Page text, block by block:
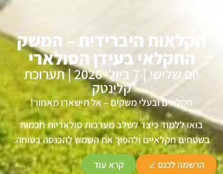
חקלאות היברידית – המשק
החקלאי בעידן הסולארי
יום שלישי | 7 ביולי 2026 | תערוכת
קלינטק
חקלאים ובעלי משקים – אל תישארו מאחור!
בואו ללמוד כיצד לשלב מערכות סולאריות חכמות
בשטחים חקלאיים ולהפוך את השמש להכנסה בטוחה.
הרשמה לכנס
קרא עוד